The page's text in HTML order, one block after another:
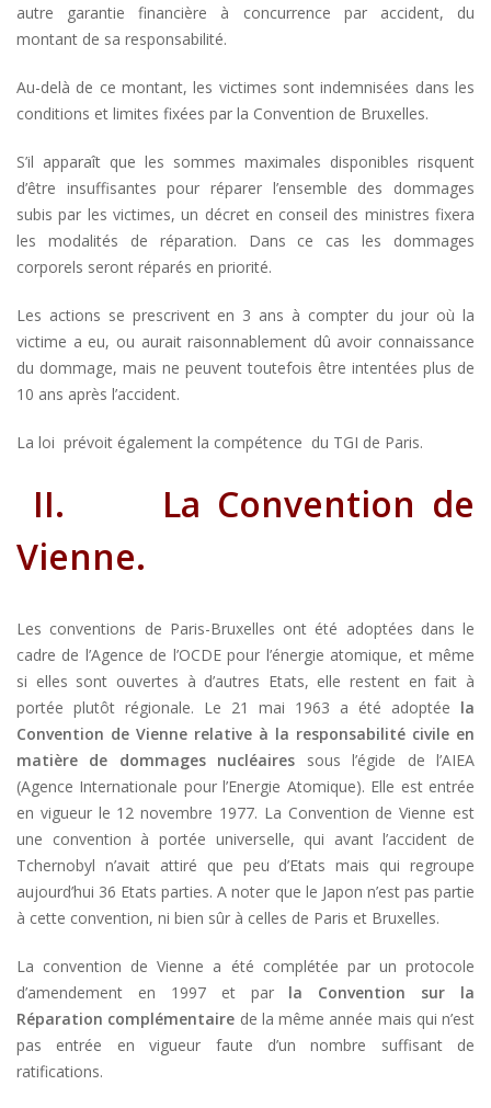
autre garantie financière à concurrence par accident, du
montant de sa responsabilité.
Au-delà de ce montant, les victimes sont indemnisées dans les
conditions et limites fixées par la Convention de Bruxelles.
S’il apparaît que les sommes maximales disponibles risquent
d’être insuffisantes pour réparer l’ensemble des dommages
subis par les victimes, un décret en conseil des ministres fixera
les modalités de réparation. Dans ce cas les dommages
corporels seront réparés en priorité.
Les actions se prescrivent en 3 ans à compter du jour où la
victime a eu, ou aurait raisonnablement dû avoir connaissance
du dommage, mais ne peuvent toutefois être intentées plus de
10 ans après l’accident.
La loi prévoit également la compétence du TGI de Paris.
II. La Convention de
Vienne.
Les conventions de Paris-Bruxelles ont été adoptées dans le
cadre de l’Agence de l’OCDE pour l’énergie atomique, et même
si elles sont ouvertes à d’autres Etats, elle restent en fait à
portée plutôt régionale. Le 21 mai 1963 a été adoptée la
Convention de Vienne relative à la responsabilité civile en
matière de dommages nucléaires sous l’égide de l’AIEA
(Agence Internationale pour l’Energie Atomique). Elle est entrée
en vigueur le 12 novembre 1977. La Convention de Vienne est
une convention à portée universelle, qui avant l’accident de
Tchernobyl n’avait attiré que peu d’Etats mais qui regroupe
aujourd’hui 36 Etats parties. A noter que le Japon n’est pas partie
à cette convention, ni bien sûr à celles de Paris et Bruxelles.
La convention de Vienne a été complétée par un protocole
d’amendement en 1997 et par la Convention sur la
Réparation complémentaire de la même année mais qui n’est
pas entrée en vigueur faute d’un nombre suffisant de
ratifications.